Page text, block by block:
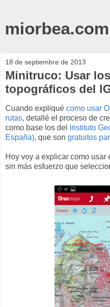
miorbea.com
18 de septiembre de 2013
Minitruco: Usar
topográficos del
Cuando expliqué como usar
rutas, detallé el proceso de
como base los del
Instituto
España), que son gratuitos
Hoy voy a explicar como usar
sin más esfuerzo que